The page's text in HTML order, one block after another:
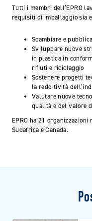
Tutti i membri dell’EPRO
requisiti di imballaggio sia
Scambiare e
Sviluppare nuove
in plastica in
rifiuti e riciclaggio
Sostenere progetti
la redditività
Valutare nuove
qualità e del valore
EPRO ha 21
Sudafrica e Canada.